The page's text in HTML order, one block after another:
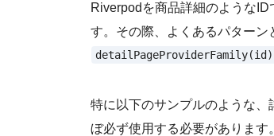
Riverpodを商品詳細のような
す。その際、よくあるパターン
detailPageProviderFamily(id)
特に以下のサンプルのような
ぼ必ず使用する必要がありま